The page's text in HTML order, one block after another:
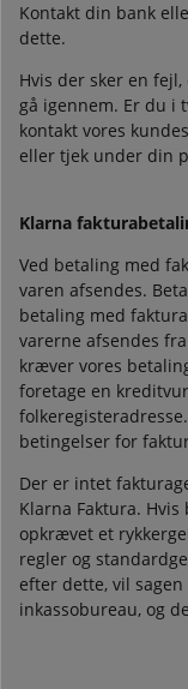
Kontakt din bank
dette.
Hvis der sker en
gå igennem. Er du i
kontakt vores
eller tjek under din
Klarna
Ved betaling med
varen afsendes.
betaling med
varerne afsendes
kræver vores
foretage en
betingelser for
Der er intet
Klarna Faktura.
opkrævet et
regler og
efter dette, vil
inkassobureau, og